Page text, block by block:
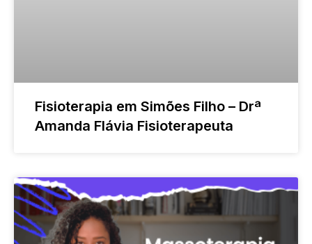
Fisioterapia em Simões Filho – Drª
Amanda Flávia Fisioterapeuta